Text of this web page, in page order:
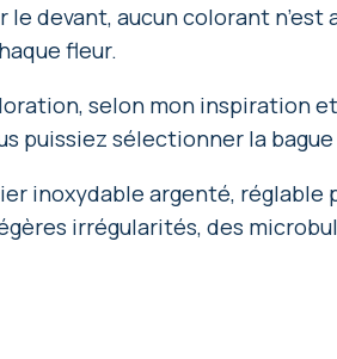
devant, aucun colorant
fleur.
selon mon inspiration
puissiez sélectionner la
inoxydable argenté, réglable
irrégularités, des